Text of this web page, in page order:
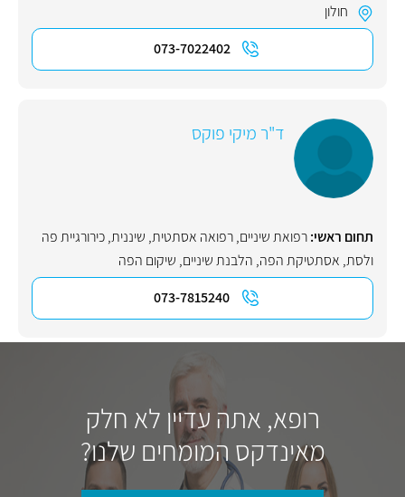
חולון
073-7022402
ד"ר מיקי פוקס
תחום ראשי:רפואת שיניים,רפואה אסתטית, שיננית,כירורגיית פה
ולסת, אסתטיקת הפה, הלבנת שיניים, שיקום הפה
073-7815240
רופא, אתה עדיין לא חלק
מאינדקס המומחים שלנו?